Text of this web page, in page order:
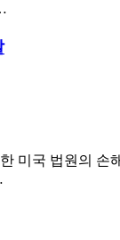
미국 법원의